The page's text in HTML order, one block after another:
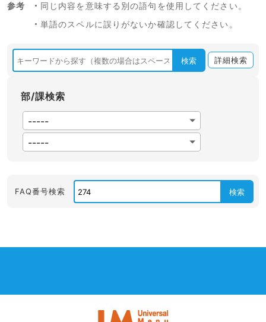
参考
同じ内容を意味する別の語句を使用してください。
単語のスペルに誤りがないか確認してください。
検索 詳細検索
部/課検索
FAQ番号検索 検索